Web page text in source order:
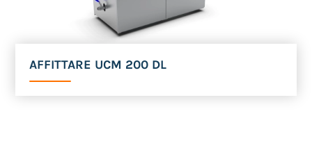
AFFITTARE UCM 200 DL